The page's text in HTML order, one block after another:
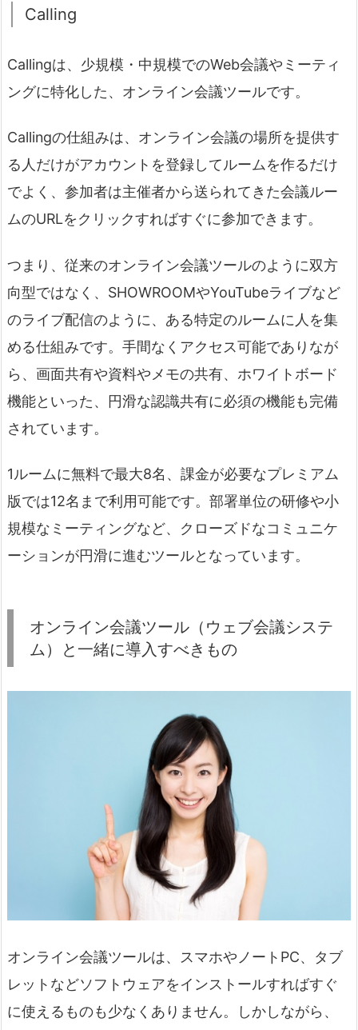
Calling
Callingは、少規模・中規模でのWeb会議やミーティ
ングに特化した、オンライン会議ツールです。
Callingの仕組みは、オンライン会議の場所を提供す
る人だけがアカウントを登録してルームを作るだけ
でよく、参加者は主催者から送られてきた会議ルー
ムのURLをクリックすればすぐに参加できます。
つまり、従来のオンライン会議ツールのように双方
向型ではなく、SHOWROOMやYouTubeライブなど
のライブ配信のように、ある特定のルームに人を集
める仕組みです。手間なくアクセス可能でありなが
ら、画面共有や資料やメモの共有、ホワイトボード
機能といった、円滑な認識共有に必須の機能も完備
されています。
1ルームに無料で最大8名、課金が必要なプレミアム
版では12名まで利用可能です。部署単位の研修や小
規模なミーティングなど、クローズドなコミュニケ
ーションが円滑に進むツールとなっています。
オンライン会議ツール（ウェブ会議システ
ム）と一緒に導入すべきもの
オンライン会議ツールは、スマホやノートPC、タブ
レットなどソフトウェアをインストールすればすぐ
に使えるものも少なくありません。しかしながら、